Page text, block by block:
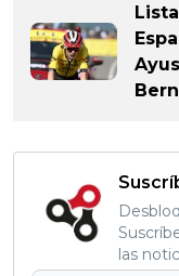
las